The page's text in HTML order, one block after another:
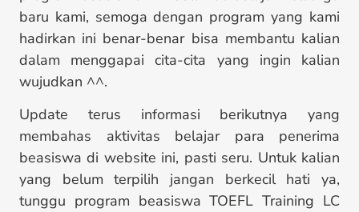
baru kami, semoga dengan program yang kami
hadirkan ini benar-benar bisa membantu kalian
dalam menggapai cita-cita yang ingin kalian
wujudkan ^^.
Update terus informasi berikutnya yang
membahas aktivitas belajar para penerima
beasiswa di website ini, pasti seru. Untuk kalian
yang belum terpilih jangan berkecil hati ya,
tunggu program beasiswa TOEFL Training LC